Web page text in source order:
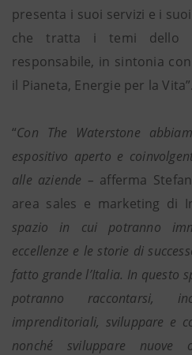
presenta i suoi servizi e i
che tratta i temi dello
responsabile, in sintonia
il Pianeta, Energie per la Vita”.
“Con The Waterstone
espositivo aperto e
alle aziende – afferma
area sales e marketing di
spazio in cui potranno
eccellenze e le storie di
fatto grande l’Italia. In questo
potranno raccontarsi,
imprenditoriali, sviluppare e
nonché sviluppare nuove